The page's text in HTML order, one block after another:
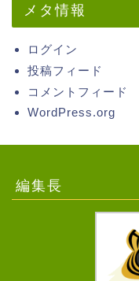
メタ情報
ログイン
投稿フィード
コメントフィード
WordPress.org
編集長